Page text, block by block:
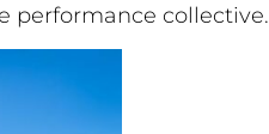
performance collective.